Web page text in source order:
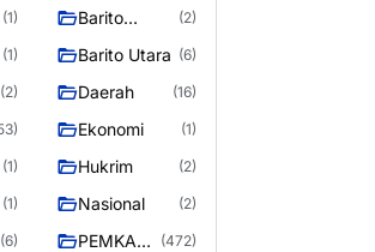
(1)
Barito
(2)
(1) Barito Utara (6)
(2) Daerah (16)
Ekonomi (1)
(1) Hukrim (2)
(1) Nasional (2)
(6)
PEMKAB
(472)